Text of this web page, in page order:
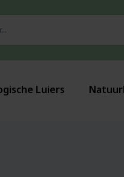
Luiers